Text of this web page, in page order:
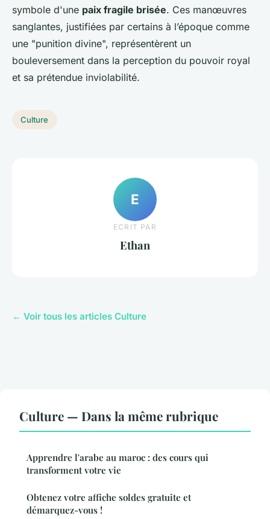
symbole d'une paix fragile brisée. Ces manœuvres
sanglantes, justifiées par certains à l’époque comme
une "punition divine", représentèrent un
bouleversement dans la perception du pouvoir royal
et sa prétendue inviolabilité.
Culture
E
ECRIT PAR
Ethan
← Voir tous les articles Culture
Culture — Dans la même rubrique
Apprendre l'arabe au maroc : des cours qui
transforment votre vie
Obtenez votre affiche soldes gratuite et
démarquez-vous !